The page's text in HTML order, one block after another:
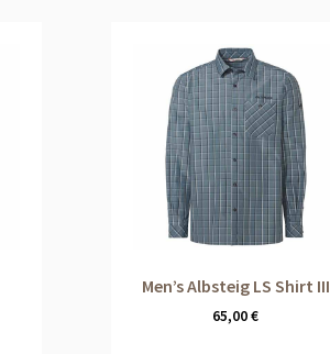
Men’s Albsteig LS Shirt III
65,00€